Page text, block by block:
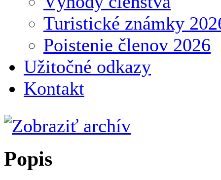
Turistické známky
Poistenie členov 2026
Užitočné odkazy
Kontakt
Popis